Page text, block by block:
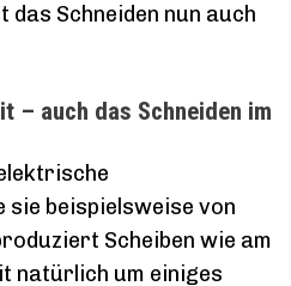
Schneiden nun auch
– auch das Schneiden im
sie beispielsweise von
Scheiben wie am
natürlich um einiges